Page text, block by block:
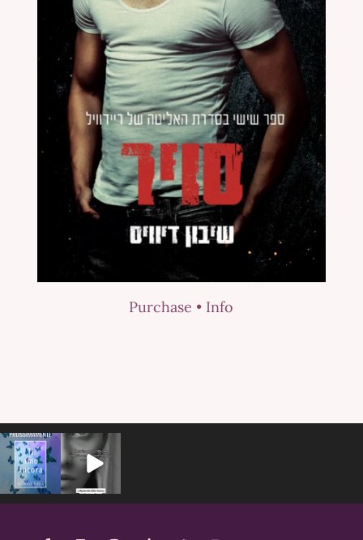
Purchase • Info